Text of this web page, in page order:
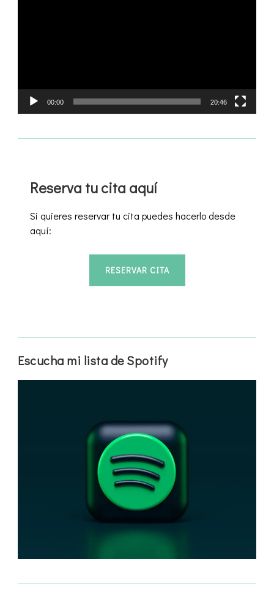
00:00 20:46
Reserva tu cita aquí
Si quieres reservar tu cita puedes hacerlo desde
aquí:
RESERVAR CITA
Escucha mi lista de Spotify